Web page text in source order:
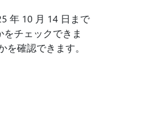
年 10 月 14 日まで
チェックできま
確認できます。